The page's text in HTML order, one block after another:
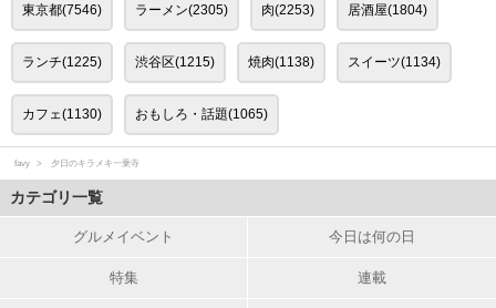
東京都(7546) ラーメン(2305) 肉(2253) 居酒屋(1804)
ランチ(1225) 渋谷区(1215) 焼肉(1138) スイーツ(1134)
カフェ(1130) おもしろ・話題(1065)
favy 夕日のキラメキ一乗寺
カテゴリ一覧
グルメイベント 今日は何の日
特集 連載